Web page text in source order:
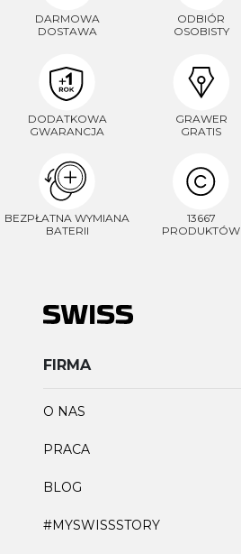
DARMOWA
DOSTAWA
ODBIÓR
OSOBISTY
DODATKOWA
GWARANCJA
GRAWER
GRATIS
BEZPŁATNA WYMIANA
BATERII
13667
PRODUKTÓW
FIRMA
O NAS
PRACA
BLOG
#MYSWISSSTORY